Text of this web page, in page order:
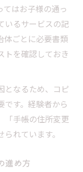
はお子様の通っ
いるサービスの記
体ごとに必要書類
トを確認しておき
となるため、コピ
す。経験者から
「手帳の住所変更
れています。
進め方